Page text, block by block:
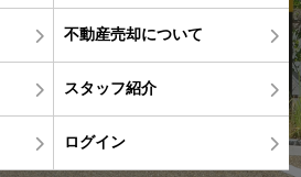
不動産売却について
スタッフ紹介
ログイン